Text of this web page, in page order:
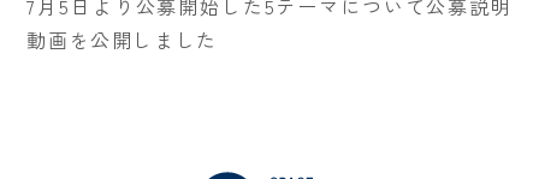
7月5日より公募開始した5テーマについて公募説明
動画を公開しました